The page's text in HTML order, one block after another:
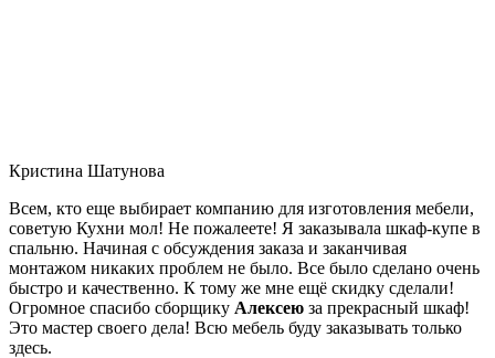
Кристина Шатунова
Всем, кто еще выбирает компанию для изготовления мебели,
советую Кухни мол! Не пожалеете! Я заказывала шкаф-купе в
спальню. Начиная с обсуждения заказа и заканчивая
монтажом никаких проблем не было. Все было сделано очень
быстро и качественно. К тому же мне ещё скидку сделали!
Огромное спасибо сборщику Алексею за прекрасный шкаф!
Это мастер своего дела! Всю мебель буду заказывать только
здесь.